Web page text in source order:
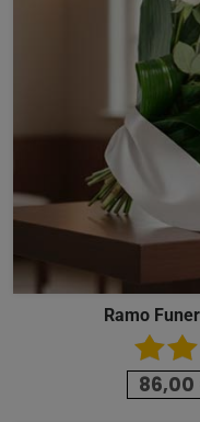
Ramo
86,00